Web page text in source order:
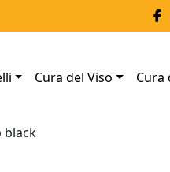
Cura del Viso Cura
black